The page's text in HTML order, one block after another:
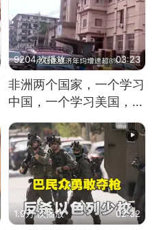
9204 次播放 03:23
非洲两个国家，一个学习
中国，一个学习美国，结
1.9万 次播放 02:32